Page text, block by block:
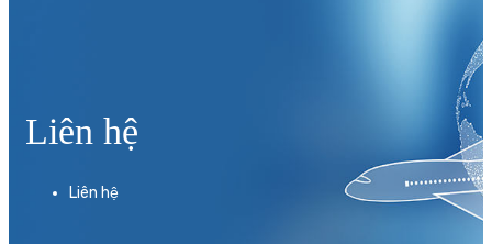
Liên hệ
Liên hệ